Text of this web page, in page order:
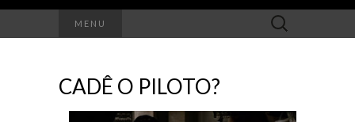
MENU
Search
for:
CADÊ O PILOTO?